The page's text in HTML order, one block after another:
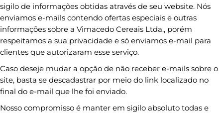
sigilo de informações obtidas através de seu website. Nós
enviamos e-mails contendo ofertas especiais e outras
informações sobre a Vimacedo Cereais Ltda., porém
respeitamos a sua privacidade e só enviamos e-mail para
clientes que autorizaram esse serviço.
Caso deseje mudar a opção de não receber e-mails sobre o
site, basta se descadastrar por meio do link localizado no
final do e-mail que lhe foi enviado.
Nosso compromisso é manter em sigilo absoluto todas e